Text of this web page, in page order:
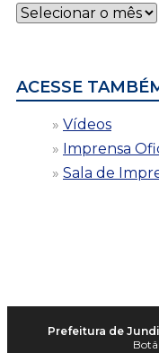
Notícias
por
ACESSE
Vídeos
Imprensa
Sala de
Prefeitura de